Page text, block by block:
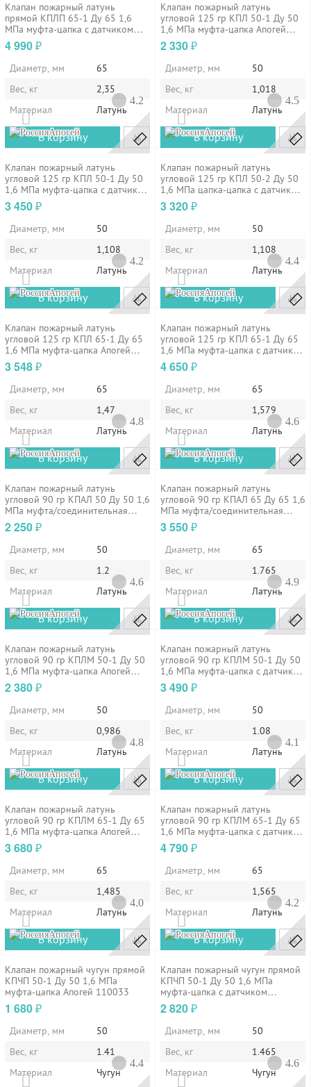
Клапан пожарный латунь
прямой КПЛП 65-1 Ду 65 1,6
МПа муфта-цапка с датчиком
положения ДППК 23 Апогей
110020
4 990₽
Диаметр, мм
65
Вес, кг
2,35
Материал
Латунь
В корзину
Клапан пожарный латунь
угловой 125 гр КПЛ 50-1 Ду 50
1,6 МПа муфта-цапка Апогей
110001
2 330₽
Диаметр, мм
50
Вес, кг
1,018
Материал
Латунь
В корзину
Апогей
4.2
Клапан пожарный латунь
угловой 125 гр КПЛ 50-1 Ду 50
1,6 МПа муфта-цапка с датчиком
положения ДППК 20.5 Апогей
110002
3 450₽
Диаметр, мм
50
Вес, кг
1,108
Материал
Латунь
В корзину
Апогей
4.5
Клапан пожарный латунь
угловой 125 гр КПЛ 50-2 Ду 50
1,6 МПа цапка-цапка с датчиком
положения ДППК 20.5 Апогей
110004
3 320₽
Диаметр, мм
50
Вес, кг
1,108
Материал
Латунь
В корзину
Апогей
4.2
Клапан пожарный латунь
угловой 125 гр КПЛ 65-1 Ду 65
1,6 МПа муфта-цапка Апогей
110005
3 548₽
Диаметр, мм
65
Вес, кг
1,47
Материал
Латунь
В корзину
Апогей
4.4
Клапан пожарный латунь
угловой 125 гр КПЛ 65-1 Ду 65
1,6 МПа муфта-цапка с датчиком
положения ДППК 23 Апогей
110006
4 650₽
Диаметр, мм
65
Вес, кг
1,579
Материал
Латунь
В корзину
Апогей
4.8
Клапан пожарный латунь
угловой 90 гр КПАЛ 50 Ду 50 1,6
МПа муфта/соединительная
головка 50 мм Апогей 110053
2 250₽
Диаметр, мм
50
Вес, кг
1.2
Материал
Латунь
В корзину
Апогей
4.6
Клапан пожарный латунь
угловой 90 гр КПАЛ 65 Ду 65 1,6
МПа муфта/соединительная
головка 65 мм Апогей 110055
3 550₽
Диаметр, мм
65
Вес, кг
1.765
Материал
Латунь
В корзину
Апогей
4.6
Клапан пожарный латунь
угловой 90 гр КПЛМ 50-1 Ду 50
1,6 МПа муфта-цапка Апогей
110009
2 380₽
Диаметр, мм
50
Вес, кг
0,986
Материал
Латунь
В корзину
Апогей
4.9
Клапан пожарный латунь
угловой 90 гр КПЛМ 50-1 Ду 50
1,6 МПа муфта-цапка с датчиком
положения ДППК 20.5 Апогей
110010
3 490₽
Диаметр, мм
50
Вес, кг
1.08
Материал
Латунь
В корзину
Апогей
4.8
Клапан пожарный латунь
угловой 90 гр КПЛМ 65-1 Ду 65
1,6 МПа муфта-цапка Апогей
110013
3 680₽
Диаметр, мм
65
Вес, кг
1,485
Материал
Латунь
В корзину
Апогей
4.1
Клапан пожарный латунь
угловой 90 гр КПЛМ 65-1 Ду 65
1,6 МПа муфта-цапка с датчиком
положения ДППК 23 Апогей
110014
4 790₽
Диаметр, мм
65
Вес, кг
1,565
Материал
Латунь
В корзину
Апогей
4.0
Клапан пожарный чугун прямой
КПЧП 50-1 Ду 50 1,6 МПа
муфта-цапка Апогей 110033
1 680₽
Диаметр, мм
50
Вес, кг
1.41
Материал
Чугун
Апогей
4.2
Клапан пожарный чугун прямой
КПЧП 50-1 Ду 50 1,6 МПа
муфта-цапка с датчиком
положения ДППК 24 Апогей
110034
2 820₽
Диаметр, мм
50
Вес, кг
1.465
Материал
Чугун
4.4 4.6